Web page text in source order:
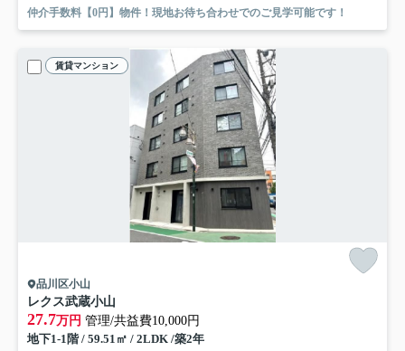
仲介手数料【0円】物件！現地お待ち合わせでのご見学可能です！
賃貸マンション
品川区小山
レクス武蔵小山
27.7万円 管理/共益費10,000円
地下1-1階 / 59.51㎡ / 2LDK /築2年